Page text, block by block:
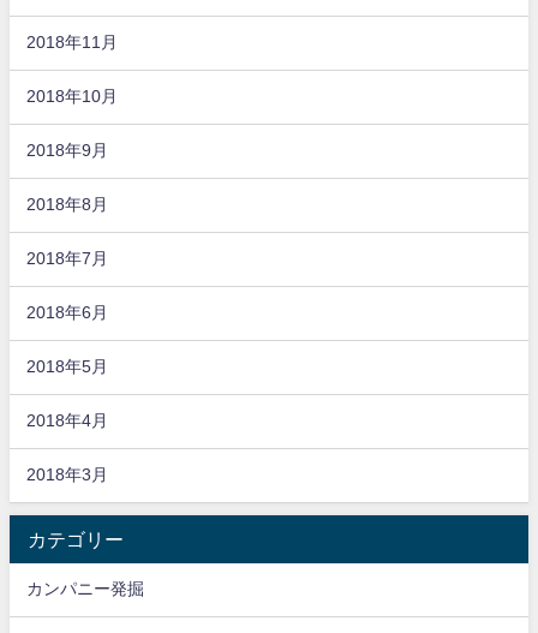
2018年11月
2018年10月
2018年9月
2018年8月
2018年7月
2018年6月
2018年5月
2018年4月
2018年3月
カテゴリー
カンパニー発掘